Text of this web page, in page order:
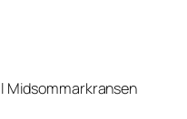
Midsommarkransen